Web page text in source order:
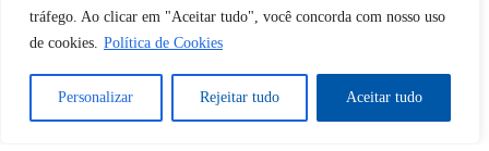
tráfego. Ao clicar em "Aceitar tudo", você concorda com nosso uso
de cookies. Política de Cookies
Personalizar Rejeitar tudo Aceitar tudo